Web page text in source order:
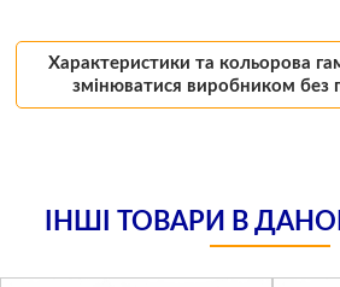
Характеристики та кольорова
змінюватися виробником без
ІНШІ ТОВАРИ В